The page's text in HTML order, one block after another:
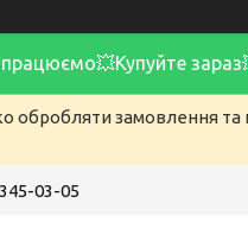
замовлення та
03-05